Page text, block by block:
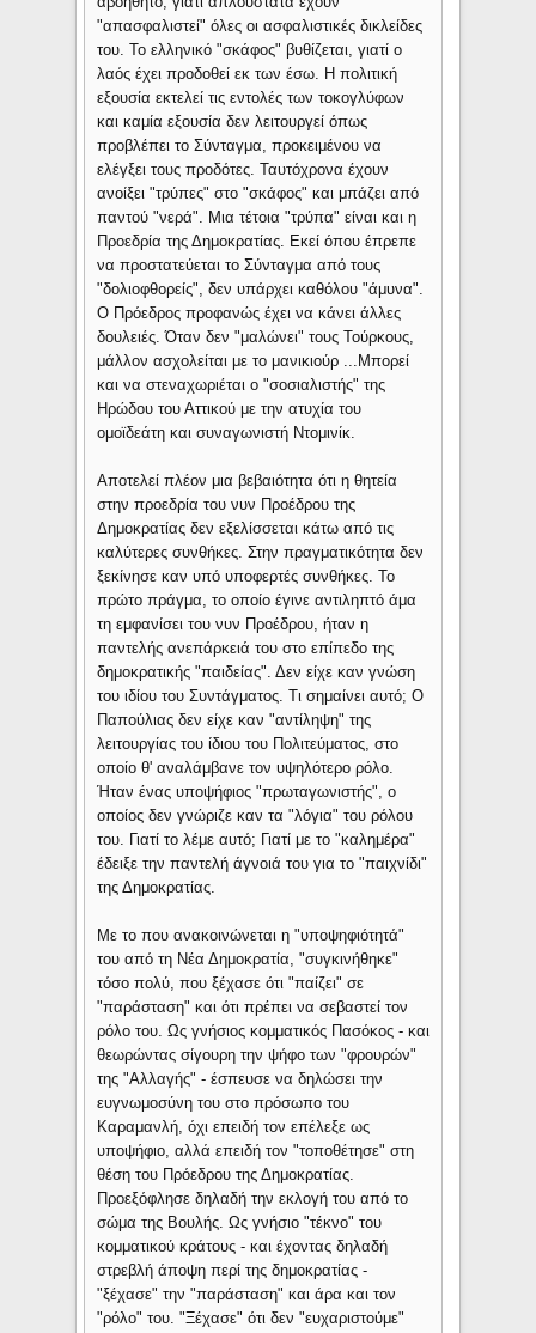
"απασφαλιστεί" όλες οι ασφαλιστικές δικλείδες
του. Το ελληνικό "σκάφος" βυθίζεται, γιατί ο
λαός έχει προδοθεί εκ των έσω. Η πολιτική
εξουσία εκτελεί τις εντολές των τοκογλύφων
και καμία εξουσία δεν λειτουργεί όπως
προβλέπει το Σύνταγμα, προκειμένου να
ελέγξει τους προδότες. Ταυτόχρονα έχουν
ανοίξει "τρύπες" στο "σκάφος" και μπάζει από
παντού "νερά". Μια τέτοια "τρύπα" είναι και η
Προεδρία της Δημοκρατίας. Εκεί όπου έπρεπε
να προστατεύεται το Σύνταγμα από τους
"δολιοφθορείς", δεν υπάρχει καθόλου "άμυνα".
Ο Πρόεδρος προφανώς έχει να κάνει άλλες
δουλειές. Όταν δεν "μαλώνει" τους Τούρκους,
μάλλον ασχολείται με το μανικιούρ ...Μπορεί
και να στεναχωριέται ο "σοσιαλιστής" της
Ηρώδου του Αττικού με την ατυχία του
ομοϊδεάτη και συναγωνιστή Ντομινίκ.
Αποτελεί πλέον μια βεβαιότητα ότι η θητεία
στην προεδρία του νυν Προέδρου της
Δημοκρατίας δεν εξελίσσεται κάτω από τις
καλύτερες συνθήκες. Στην πραγματικότητα δεν
ξεκίνησε καν υπό υποφερτές συνθήκες. Το
πρώτο πράγμα, το οποίο έγινε αντιληπτό άμα
τη εμφανίσει του νυν Προέδρου, ήταν η
παντελής ανεπάρκειά του στο επίπεδο της
δημοκρατικής "παιδείας". Δεν είχε καν γνώση
του ιδίου του Συντάγματος. Τι σημαίνει αυτό; Ο
Παπούλιας δεν είχε καν "αντίληψη" της
λειτουργίας του ίδιου του Πολιτεύματος, στο
οποίο θ' αναλάμβανε τον υψηλότερο ρόλο.
Ήταν ένας υποψήφιος "πρωταγωνιστής", ο
οποίος δεν γνώριζε καν τα "λόγια" του ρόλου
του. Γιατί το λέμε αυτό; Γιατί με το "καλημέρα"
έδειξε την παντελή άγνοιά του για το "παιχνίδι"
της Δημοκρατίας.
Με το που ανακοινώνεται η "υποψηφιότητά"
του από τη Νέα Δημοκρατία, "συγκινήθηκε"
τόσο πολύ, που ξέχασε ότι "παίζει" σε
"παράσταση" και ότι πρέπει να σεβαστεί τον
ρόλο του. Ως γνήσιος κομματικός Πασόκος - και
θεωρώντας σίγουρη την ψήφο των "φρουρών"
της "Αλλαγής" - έσπευσε να δηλώσει την
ευγνωμοσύνη του στο πρόσωπο του
Καραμανλή, όχι επειδή τον επέλεξε ως
υποψήφιο, αλλά επειδή τον "τοποθέτησε" στη
θέση του Πρόεδρου της Δημοκρατίας.
Προεξόφλησε δηλαδή την εκλογή του από το
σώμα της Βουλής. Ως γνήσιο "τέκνο" του
κομματικού κράτους - και έχοντας δηλαδή
στρεβλή άποψη περί της δημοκρατίας -
"ξέχασε" την "παράσταση" και άρα και τον
"ρόλο" του. "Ξέχασε" ότι δεν "ευχαριστούμε"